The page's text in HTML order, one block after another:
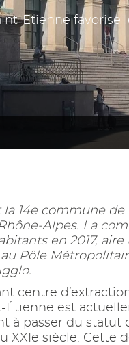
Etienne favorise
14e commune de
Alpes. La
en 2017,
Pôle
centre
Étienne est
à passer du statut
XXIe siècle. Cette